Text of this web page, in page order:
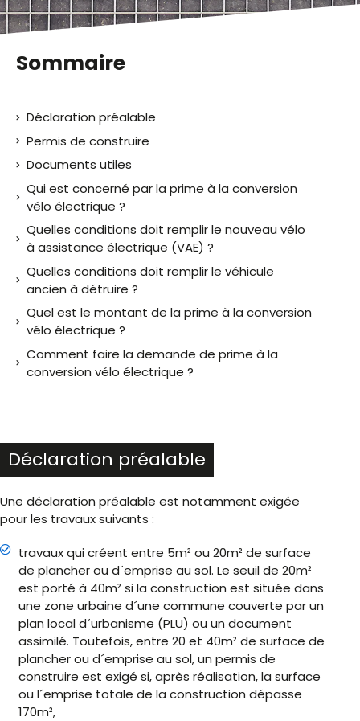
Sommaire
Déclaration préalable
Permis de construire
Documents utiles
Qui est concerné par la prime à la conversion
vélo électrique ?
Quelles conditions doit remplir le nouveau vélo
à assistance électrique (VAE) ?
Quelles conditions doit remplir le véhicule
ancien à détruire ?
Quel est le montant de la prime à la conversion
vélo électrique ?
Comment faire la demande de prime à la
conversion vélo électrique ?
Déclaration préalable
Une déclaration préalable est notamment exigée
pour les travaux suivants :
travaux qui créent entre 5m² ou 20m² de surface
de plancher ou d´emprise au sol. Le seuil de 20m²
est porté à 40m² si la construction est située dans
une zone urbaine d´une commune couverte par un
plan local d´urbanisme (PLU) ou un document
assimilé. Toutefois, entre 20 et 40m² de surface de
plancher ou d´emprise au sol, un permis de
construire est exigé si, après réalisation, la surface
ou l´emprise totale de la construction dépasse
170m²,